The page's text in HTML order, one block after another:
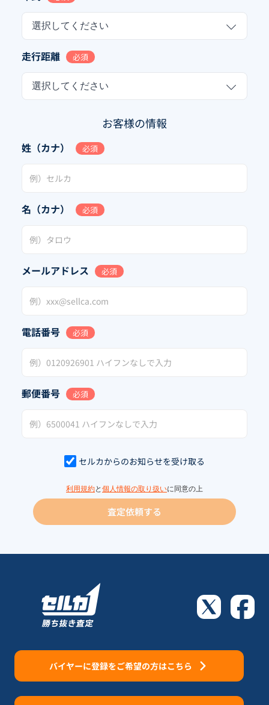
選択してください
走行距離 必須
選択してください
お客様の情報
姓（カナ） 必須
名（カナ） 必須
メールアドレス 必須
電話番号 必須
郵便番号 必須
セルカからのお知らせを受け取る
利用規約と 個人情報の取り扱いに同意の上
査定依頼する
バイヤーに登録をご希望の方はこちら